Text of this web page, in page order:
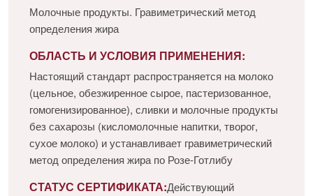
Молочные продукты. Гравиметрический метод
определения жира
ОБЛАСТЬ И УСЛОВИЯ ПРИМЕНЕНИЯ:
Настоящий стандарт распространяется на молоко
(цельное, обезжиренное сырое, пастеризованное,
гомогенизированное), сливки и молочные продукты
без сахарозы (кисломолочные напитки, творог,
сухое молоко) и устанавливает гравиметрический
метод определения жира по Розе-Готлибу
СТАТУС СЕРТИФИКАТА:Действующий